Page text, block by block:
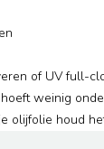
of UV full-
weinig
olijfolie houd